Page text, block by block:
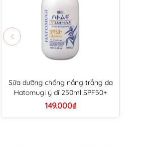
Sữa dưỡng chống nắng trắng da
Hatomugi ý dĩ 250ml SPF50+
149.000₫